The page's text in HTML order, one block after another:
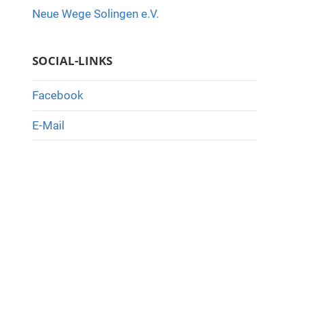
Neue Wege Solingen e.V.
SOCIAL-LINKS
Facebook
E-Mail